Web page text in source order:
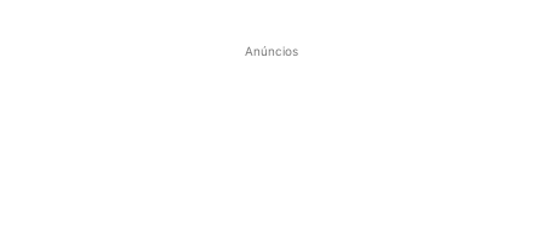
Anúncios